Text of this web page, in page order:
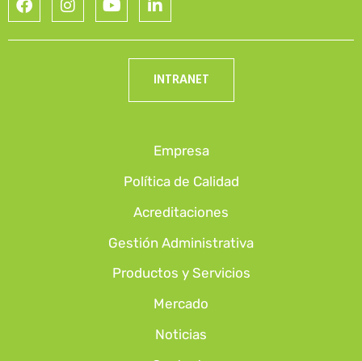
INTRANET
Empresa
Política de Calidad
Acreditaciones
Gestión Administrativa
Productos y Servicios
Mercado
Noticias